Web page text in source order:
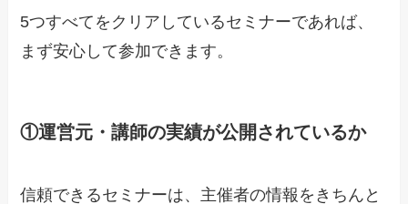
5つすべてをクリアしているセミナーであれば、
まず安心して参加できます。
①運営元・講師の実績が公開されているか
信頼できるセミナーは、主催者の情報をきちんと